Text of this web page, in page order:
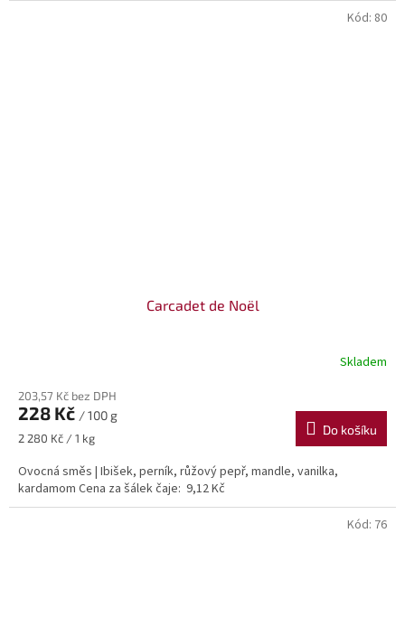
Carcadet de Noël
Skladem
203,57 Kč bez DPH
228 Kč / 100 g
Měrná
2 280 Kč / 1 kg
Do košíku
Ovocná směs | Ibišek, perník, růžový pepř, mandle, vanilka,
kardamom Cena za šálek čaje: 9,12 Kč
Kód: 80
Kód: 76